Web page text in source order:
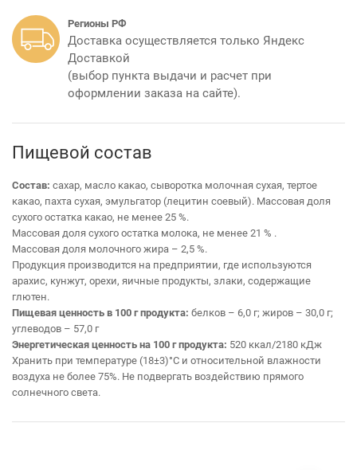
Регионы РФ
Доставка осуществляется только Яндекс
Доставкой
(выбор пункта выдачи и расчет при
оформлении заказа на сайте).
Пищевой состав
Состав: сахар, масло какао, сыворотка молочная сухая, тертое
какао, пахта сухая, эмульгатор (лецитин соевый). Массовая доля
сухого остатка какао, не менее 25 %.
Массовая доля сухого остатка молока, не менее 21 % .
Массовая доля молочного жира – 2,5 %.
Продукция производится на предприятии, где используются
арахис, кунжут, орехи, яичные продукты, злаки, содержащие
глютен.
Пищевая ценность в 100 г продукта: белков – 6,0 г; жиров – 30,0 г;
углеводов – 57,0 г
Энергетическая ценность на 100 г продукта: 520 ккал/2180 кДж
Хранить при температуре (18±3)°С и относительной влажности
воздуха не более 75%. Не подвергать воздействию прямого
солнечного света.